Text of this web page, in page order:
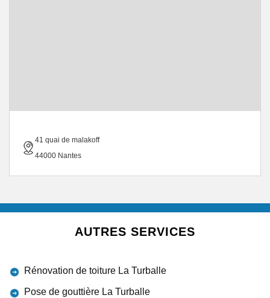
41 quai de malakoff
44000 Nantes
AUTRES SERVICES
Rénovation de toiture La Turballe
Pose de gouttière La Turballe